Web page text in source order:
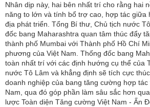
Nhân dịp này, hai bên nhất trí cho rằng hai
năng to lớn và tính bổ trợ cao, hợp tác giữa
địa phát triển. Tổng Bí thư, Chủ tịch nước
đốc bang Maharashtra quan tâm thúc đẩy
thành phố Mumbai với Thành phố Hồ Chí
phương của Việt Nam. Thống đốc bang
toàn nhất trí với các định hướng cụ thể của
nước Tô Lâm và khẳng định sẽ tích cực
doanh nghiệp của bang tăng cường hợp tác
Nam, qua đó góp phần làm sâu sắc hơn
lược Toàn diện Tăng cường Việt Nam - Ấn